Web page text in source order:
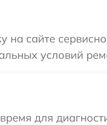
на сайте
условий
для